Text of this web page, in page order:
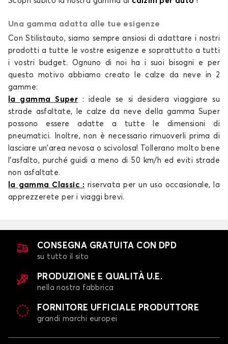
Una gamma adatta alle tue esigenze
Con Stilistauto, siamo sempre ansiosi di adattare i nostri
prodotti a tutte le vostre esigenze e soprattutto a tutti
i vostri budget. Ognuno di noi ha i suoi bisogni e per
questo motivo abbiamo creato lecalze da neve in 2
gamme:
la gamma Super : ideale se si desidera viaggiare su
strade asfaltate, lecalze da neve della gamma Super
possono essere adatte a tutte le dimensioni di
pneumatici. Inoltre, non è necessario rimuoverli prima di
lasciare un'area nevosa o scivolosa! Tollerano molto bene
l'asfalto, purché guidi a meno di 50 km/h ed eviti strade
non asfaltate.
la gamma Classic : riservata per un uso occasionale, la
apprezzerete per i viaggi brevi.
CONSEGNA GRATUITA CON DPD
su tutto il sito
PRODUZIONE E QUALITÀ U.E.
nella nostra fabbrica
FORNITORE UFFICIALE PRODUTTORE
grandi marchi europei